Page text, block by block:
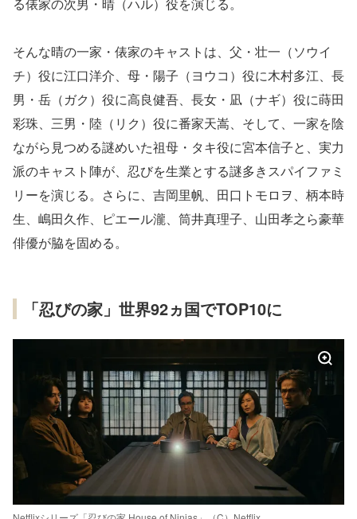
そんな晴の一家・俵家のキャストは、父・壮一（ソウイ
チ）役に江口洋介、母・陽子（ヨウコ）役に木村多江、長
男・岳（ガク）役に高良健吾、長女・凪（ナギ）役に蒔田
彩珠、三男・陸（リク）役に番家天嵩、そして、一家を陰
ながら見つめる謎めいた祖母・タキ役に宮本信子と、実力
派のキャスト陣が、忍びを生業とする謎多きスパイファミ
リーを演じる。さらに、吉岡里帆、田口トモロヲ、柄本時
生、嶋田久作、ピエール瀧、筒井真理子、山田孝之ら豪華
俳優が脇を固める。
「忍びの家」世界92ヵ国でTOP10に